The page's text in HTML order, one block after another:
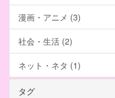
漫画・アニメ (3)
社会・生活 (2)
ネット・ネタ (1)
タグ